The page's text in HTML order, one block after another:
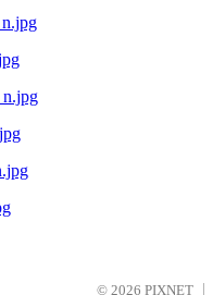
© 2026 PIXNET